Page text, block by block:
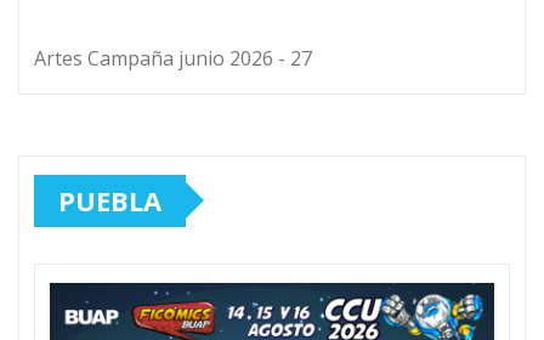
Artes Campaña junio 2026 - 27
PUEBLA